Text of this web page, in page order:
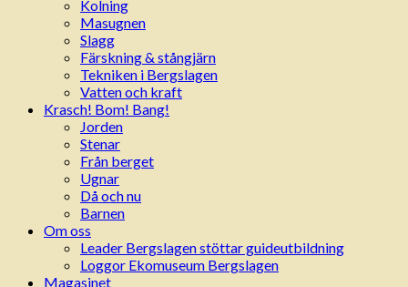
Kolning
Masugnen
Slagg
Färskning & stångjärn
Tekniken i Bergslagen
Vatten och kraft
Krasch! Bom! Bang!
Jorden
Stenar
Från berget
Ugnar
Då och nu
Barnen
Om oss
Leader Bergslagen stöttar guideutbildning
Loggor Ekomuseum Bergslagen
Magasinet